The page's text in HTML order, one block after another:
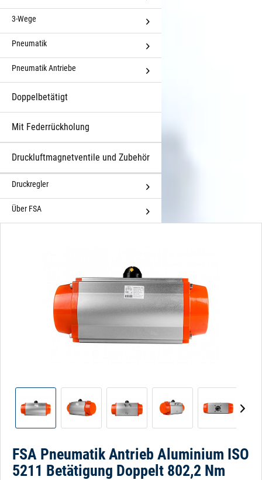
3-Wege
Pneumatik
Pneumatik Antriebe
Doppelbetätigt
Mit Federrückholung
Druckluftmagnetventile und Zubehör
Druckregler
Über FSA
FSA Pneumatik Antrieb Aluminium ISO
5211 Betätigung Doppelt 802,2 Nm